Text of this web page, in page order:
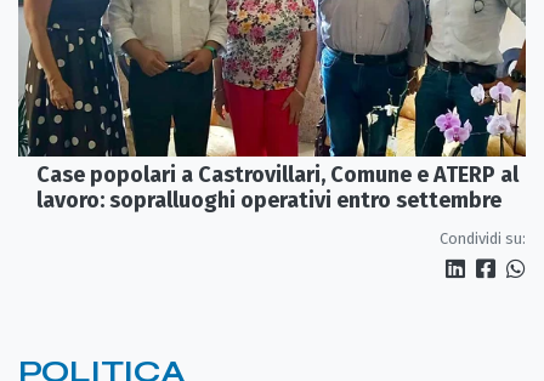
Case popolari a Castrovillari, Comune e ATERP al
lavoro: sopralluoghi operativi entro settembre
Condividi su:
POLITICA